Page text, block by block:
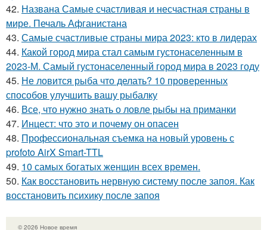
42. Названа Самые счастливая и несчастная страны в
мире. Печаль Афганистана
43. Самые счастливые страны мира 2023: кто в лидерах
44. Какой город мира стал самым густонаселенным в
2023-М. Самый густонаселенный город мира в 2023 году
45. Не ловится рыба что делать? 10 проверенных
способов улучшить вашу рыбалку
46. Все, что нужно знать о ловле рыбы на приманки
47. Инцест: что это и почему он опасен
48. Профессиональная съемка на новый уровень с
profoto AirX Smart-TTL
49. 10 самых богатых женщин всех времен.
50. Как восстановить нервную систему после запоя. Как
восстановить психику после запоя
© 2026 Новое время